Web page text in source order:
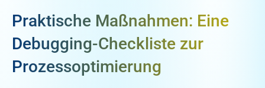
Praktische Maßnahmen: Eine
Debugging-Checkliste zur
Prozessoptimierung